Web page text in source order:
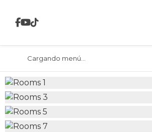
Cargando menú...